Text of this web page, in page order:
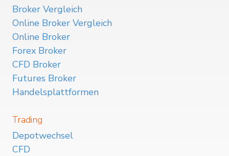
Broker Vergleich
Online Broker Vergleich
Online Broker
Forex Broker
CFD Broker
Futures Broker
Handelsplattformen
Trading
Depotwechsel
CFD